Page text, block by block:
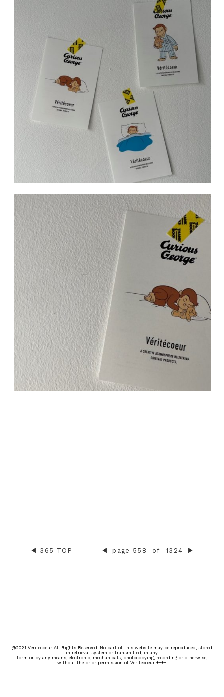
◀︎ 365 TOP ◀︎ page 558 of 1324 ▶︎
@2021 Veritecoeur All Rights Reserved. No part of this website may be reproduced, stored
in retrieval system or transmitted, in any
form or by any means, electronic, mechanicals, photocopying, recording or otherwise,
without the prior permission of Veritecoeur..++++